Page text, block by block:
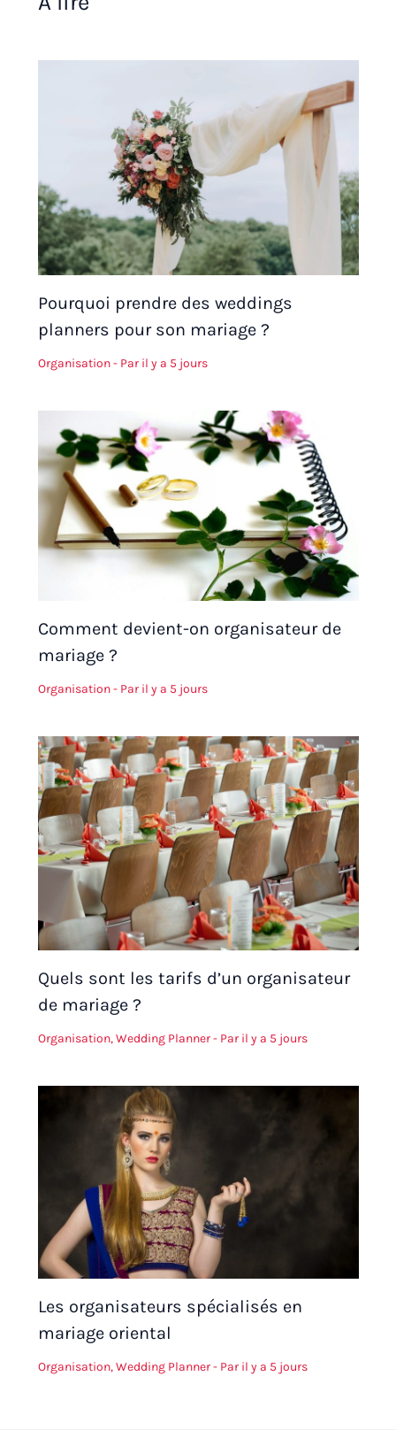
Pourquoi prendre des weddings
planners pour son mariage ?
Organisation- Par il y a 5 jours
Comment devient-on organisateur de
mariage ?
Organisation- Par il y a 5 jours
Quels sont les tarifs d’un organisateur
de mariage ?
Organisation,Wedding Planner- Par il y a 5 jours
Les organisateurs spécialisés en
mariage oriental
Organisation,Wedding Planner- Par il y a 5 jours